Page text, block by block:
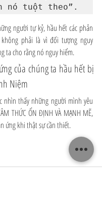
nó tuột theo”.
người tự kỷ, hầu hết các phản
phải là vì đối tượng nguy
ta cho rằng nó nguy hiểm.
của chúng ta hầu hết bị
Niệm
nhìn thấy những người mình yêu
THỨC ỔN ĐỊNH VÀ MẠNH MẼ,
ứng khi thật sự cần thiết.